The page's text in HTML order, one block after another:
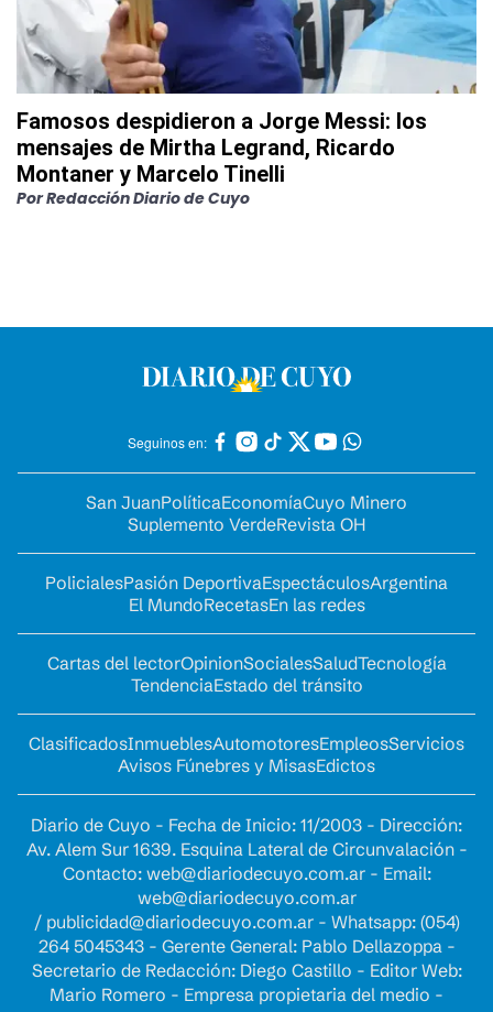
Famosos despidieron a Jorge Messi: los
mensajes de Mirtha Legrand, Ricardo
Montaner y Marcelo Tinelli
PorRedacción Diario de Cuyo
Seguinos en:
San JuanPolíticaEconomíaCuyo Minero
Suplemento VerdeRevista OH
PolicialesPasión DeportivaEspectáculosArgentina
El MundoRecetasEn las redes
Cartas del lectorOpinionSocialesSaludTecnología
TendenciaEstado del tránsito
ClasificadosInmueblesAutomotoresEmpleosServicios
Avisos Fúnebres y MisasEdictos
Diario de Cuyo - Fecha de Inicio: 11/2003 - Dirección:
Av. Alem Sur 1639. Esquina Lateral de Circunvalación -
Contacto: web@diariodecuyo.com.ar- Email:
web@diariodecuyo.com.ar
/ publicidad@diariodecuyo.com.ar- Whatsapp: (054)
264 5045343 - Gerente General: Pablo Dellazoppa -
Secretario de Redacción: Diego Castillo - Editor Web:
Mario Romero - Empresa propietaria del medio -